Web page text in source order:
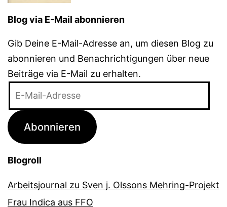
Blog via E-Mail abonnieren
Gib Deine E-Mail-Adresse an, um diesen Blog zu
abonnieren und Benachrichtigungen über neue
Beiträge via E-Mail zu erhalten.
Adresse
Abonnieren
Blogroll
Arbeitsjournal zu Sven j. Olssons Mehring-Projekt
Frau Indica aus FFO